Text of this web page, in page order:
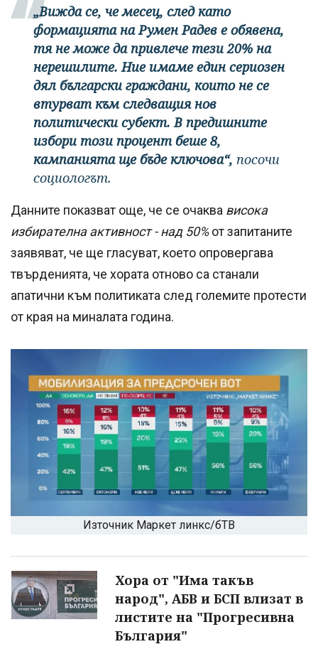
„Вижда се, че месец, след като
формацията на Румен Радев е обявена,
тя не може да привлече тези 20% на
нерешилите. Ние имаме един сериозен
дял български граждани, които не се
втурват към следващия нов
политически субект. В предишните
избори този процент беше 8,
кампанията ще бъде ключова“, посочи
социологът.
Данните показват още, че се очаква висока
избирателна активност - над 50%от запитаните
заявяват, че ще гласуват, което опровергава
твърденията, че хората отново са станали
апатични към политиката след големите протести
от края на миналата година.
Източник Маркет линкс/бТВ
Хора от "Има такъв
народ", АБВ и БСП влизат в
листите на "Прогресивна
България"